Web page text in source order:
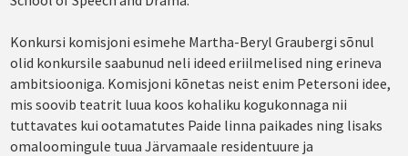
Konkursi komisjoni esimehe Martha-Beryl Graubergi sõnul
olid konkursile saabunud neli ideed eriilmelised ning erineva
ambitsiooniga. Komisjoni kõnetas neist enim Petersoni idee,
mis soovib teatrit luua koos kohaliku kogukonnaga nii
tuttavates kui ootamatutes Paide linna paikades ning lisaks
omaloomingule tuua Järvamaale residentuure ja